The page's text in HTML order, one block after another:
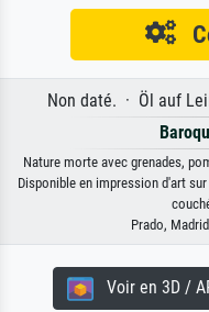
Non daté. · Öl auf
Nature morte avec grenades,
Disponible en impression d'art
Prado,
Voir en 3D /